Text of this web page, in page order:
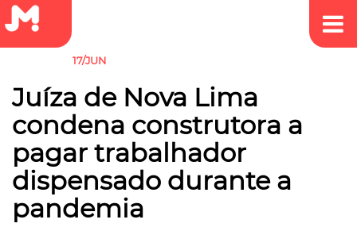
17/JUN
Juíza de Nova Lima
condena construtora a
pagar trabalhador
dispensado durante a
pandemia